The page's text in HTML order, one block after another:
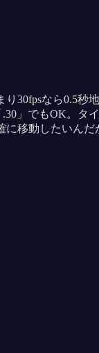
30fpsなら0.5
」でもOK。
移動したいん